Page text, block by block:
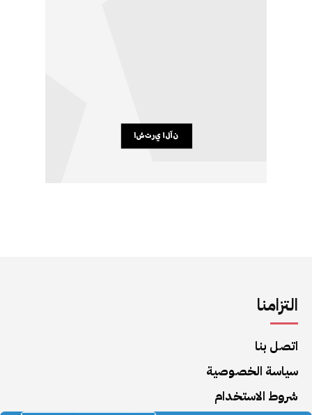
التزامنا
اتصل بنا
سياسة الخصوصية
شروط الاستخدام